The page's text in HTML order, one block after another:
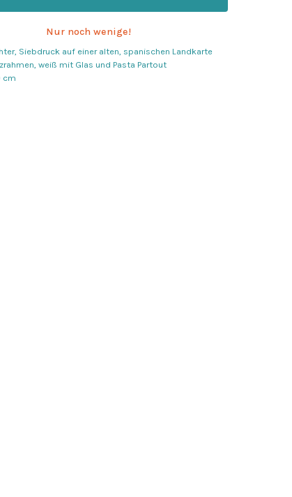
Nur noch wenige!
Siebdruck auf einer alten, spanischen Landkarte
weiß mit Glas und Pasta Partout
cm